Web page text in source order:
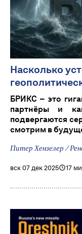
Насколько
БРИКС – это
партнёры и
подвергаются
смотрим в
Питер Хензелер /
вск 07 дек 2025 17